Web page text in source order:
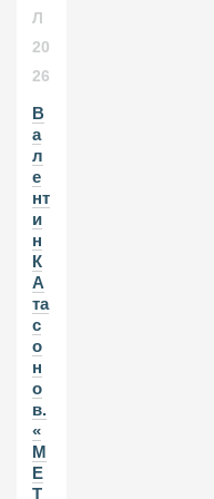
Л
20
26
В
а
л
е
нт
и
н
К
А
та
с
о
н
о
в.
«
М
Е
Т